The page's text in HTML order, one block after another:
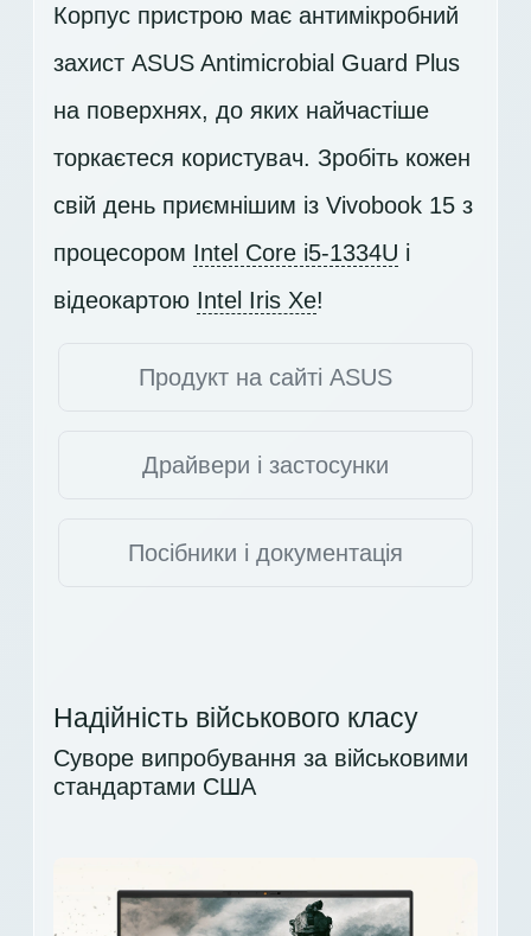
Корпус пристрою має антимікробний
захист ASUS Antimicrobial Guard Plus
на поверхнях, до яких найчастіше
торкаєтеся користувач. Зробіть кожен
свій день приємнішим із Vivobook 15 з
процесором Intel Core i5-1334U і
відеокартою Intel Iris Xe!
Продукт на сайті ASUS
Драйвери і застосунки
Посібники і документація
Надійність військового класу
Суворе випробування за військовими
стандартами США